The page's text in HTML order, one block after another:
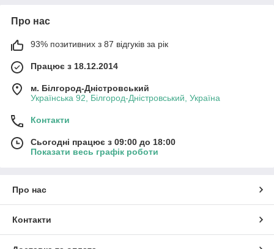
Про нас
93% позитивних з 87 відгуків за рік
Працює з 18.12.2014
м. Білгород-Дністровський
Українська 92, Білгород-Дністровський, Україна
Контакти
Сьогодні працює з 09:00 до 18:00
Показати весь графік роботи
Про нас
Контакти